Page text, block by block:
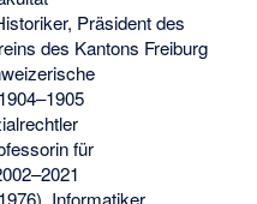
Präsident des
des Kantons Freiburg
für
Informatiker